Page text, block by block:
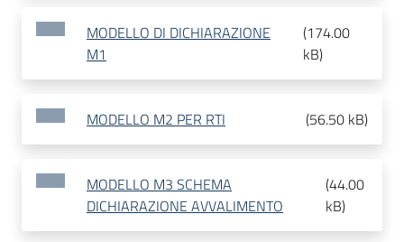
MODELLO DI DICHIARAZIONE
M1
(174.00
kB)
MODELLO M2 PER RTI (56.50 kB)
MODELLO M3 SCHEMA
DICHIARAZIONE AVVALIMENTO
(44.00
kB)